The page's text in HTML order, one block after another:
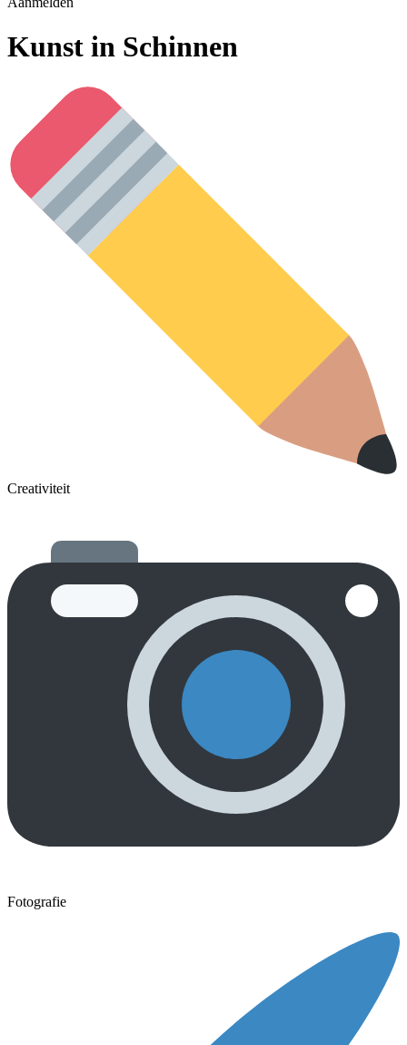
Kunst in Schinnen
Creativiteit
Fotografie